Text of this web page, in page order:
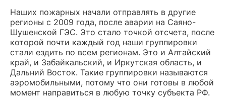
Наших пожарных начали отправлять в другие
регионы с 2009 года, после аварии на Саяно-
Шушенской ГЭС. Это стало точкой отсчета, после
которой почти каждый год наши группировки
стали ездить по всем регионам. Это и Алтайский
край, и Забайкальский, и Иркутская область, и
Дальний Восток. Такие группировки называются
аэромобильными, потому что они готовы в любой
момент направиться в любую точку субъекта РФ.